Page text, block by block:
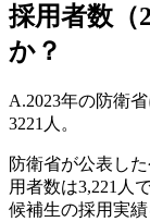
採用者数（
か？
A.2023年の防衛
3221人。
防衛省が公表し
用者数は3,221人
候補生の採用実績